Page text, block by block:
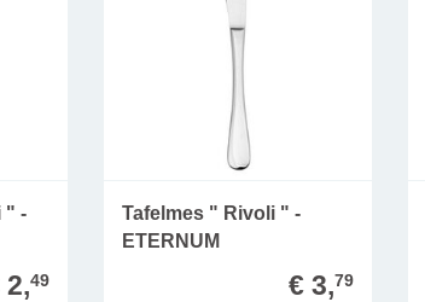
" -
2,49
Tafelmes " Rivoli " -
ETERNUM
€ 3,79